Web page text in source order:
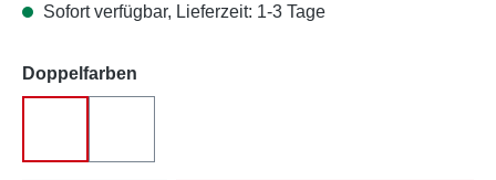
Sofort verfügbar, Lieferzeit: 1-3 Tage
Doppelfarben